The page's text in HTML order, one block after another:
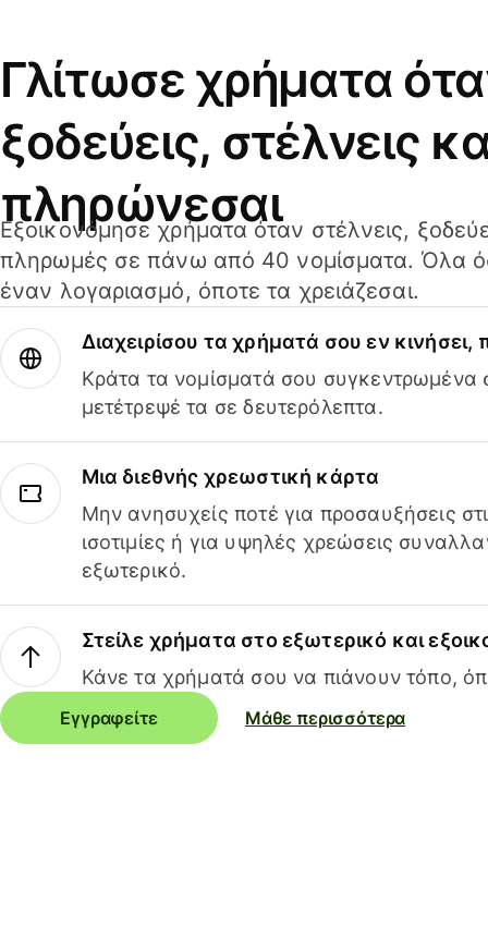
Γλίτωσε χρήματα
ξοδεύεις, στέλνεις
πληρώνεσαι
Εξοικονόμησε χρήματα όταν στέλνεις,
πληρωμές σε πάνω από 40 νομίσματα. Όλα
έναν λογαριασμό, όποτε τα χρειάζεσαι.
Διαχειρίσου τα χρήματά σου εν
Κράτα τα νομίσματά σου συγκεντρωμένα
μετέτρεψέ τα σε δευτερόλεπτα.
Μια διεθνής χρεωστική κάρτα
Μην ανησυχείς ποτέ για προσαυξήσεις
ισοτιμίες ή για υψηλές χρεώσεις
εξωτερικό.
Στείλε χρήματα στο εξωτερικό και
Κάνε τα χρήματά σου να πιάνουν τόπο,
Εγγραφείτε Μάθε περισσότερα